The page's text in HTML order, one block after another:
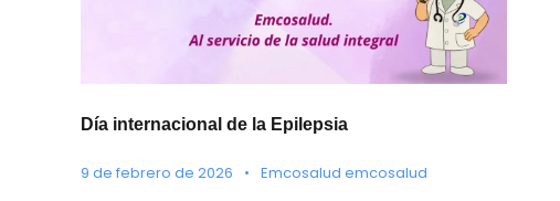
Día internacional de la Epilepsia
9 de febrero de 2026 • Emcosalud emcosalud